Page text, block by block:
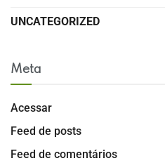
UNCATEGORIZED
Meta
Acessar
Feed de posts
Feed de comentários